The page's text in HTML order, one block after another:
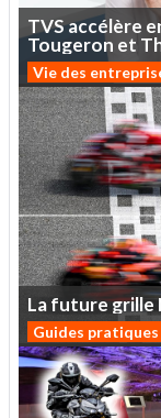
TVSaccélère
Tougeron et
Vie des
Lafuturegrille
Guides pratiques